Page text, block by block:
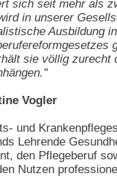
sich seit mehr als
in unserer
Ausbildung
sie völlig
Vogler
und
Lehrende
den Pflegeberuf
Nutzen